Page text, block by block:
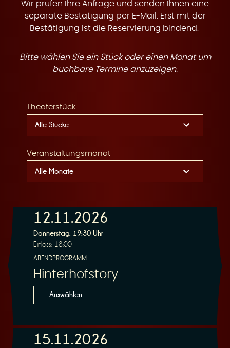
e
R
e
Wir prüfen Ihre Anfrage und senden Ihnen eine
separate Bestätigung per E-Mail. Erst mit der
Bestätigung ist die Reservierung bindend.
Bitte wählen Sie ein Stück oder einen Monat um
buchbare Termine anzuzeigen.
Theaterstück
Veranstaltungsmonat
12.11.2026
Donnerstag, 19:30 Uhr
Einlass: 18:00
ABENDPROGRAMM
Hinterhofstory
Auswählen
15.11.2026